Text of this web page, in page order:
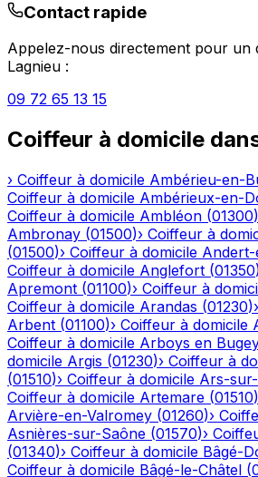
Contact rapide
Appelez-nous directement pour un
Lagnieu :
09 72 65 13 15
Coiffeur à domicile
› Coiffeur à domicile Ambérieu-en-
Coiffeur à domicile Ambérieux-en-
Coiffeur à domicile Ambléon (01300)
Ambronay (01500)› Coiffeur à
(01500)› Coiffeur à domicile
Coiffeur à domicile Anglefort (01350
Apremont (01100)› Coiffeur à
Coiffeur à domicile Arandas (01230)›
Arbent (01100)› Coiffeur à domicile
Coiffeur à domicile Arboys en
domicile Argis (01230)› Coiffeur à
(01510)› Coiffeur à domicile Ars-
Coiffeur à domicile Artemare (01510)
Arvière-en-Valromey (01260)›
Asnières-sur-Saône (01570)›
(01340)› Coiffeur à domicile Bâgé-
Coiffeur à domicile Bâgé-le-Châtel (